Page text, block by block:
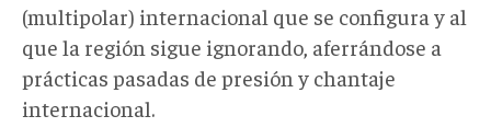
(multipolar) internacional que se configura y al
que la región sigue ignorando, aferrándose a
prácticas pasadas de presión y chantaje
internacional.